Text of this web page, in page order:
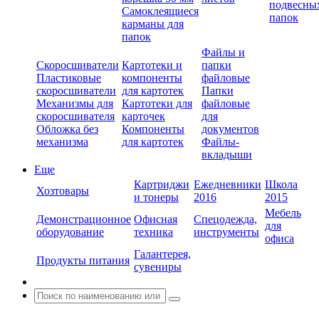
Самоклеящиеся
карманы для
папок
папок
Скоросшиватели
Пластиковые
скоросшиватели
Механизмы для
скоросшивателя
Обложка без
механизма
Картотеки и
компоненты
для картотек
Картотеки для
карточек
Компоненты
для картотек
Файлы и
папки
файловые
Папки
файловые
для
документов
Файлы-
вкладыши
Еще
Хозтовары
Картриджи
и тонеры
Ежедневники
2016
Школа
2015
Демонстрационное
оборудование
Офисная
техника
Спецодежда,
инструменты
Мебель
для
офиса
Продукты питания
Галантерея,
сувениры